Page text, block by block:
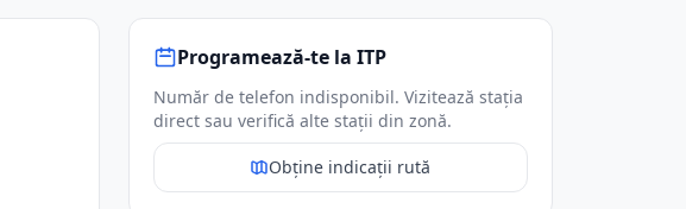
Programează-te la ITP
Număr de telefon indisponibil. Vizitează stația
direct sau verifică alte stații din zonă.
Obține indicații rută